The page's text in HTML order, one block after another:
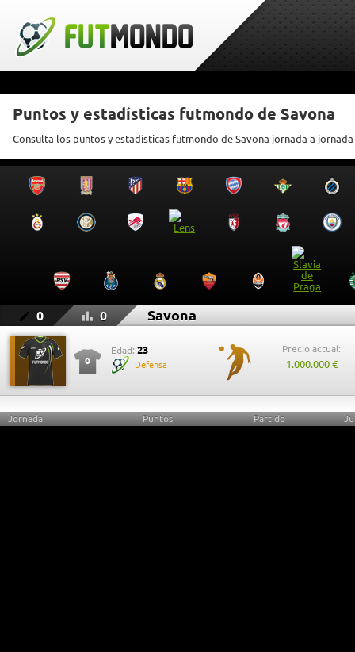
Puntos y estadísticas futmondo de Savona
Consulta los puntos y estadísticas futmondo de Savona jornada a jornada
0 0 Savona
0
Edad: 23
Defensa
Precio actual:
1.000.000 €
Jornada Puntos Partido